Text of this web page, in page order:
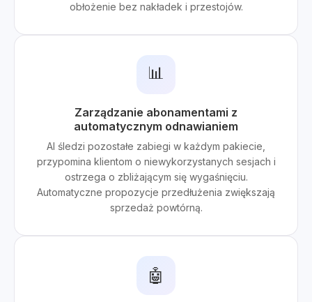
obłożenie bez nakładek i przestojów.
📊
Zarządzanie abonamentami z
automatycznym odnawianiem
AI śledzi pozostałe zabiegi w każdym pakiecie,
przypomina klientom o niewykorzystanych sesjach i
ostrzega o zbliżającym się wygaśnięciu.
Automatyczne propozycje przedłużenia zwiększają
sprzedaż powtórną.
🤖